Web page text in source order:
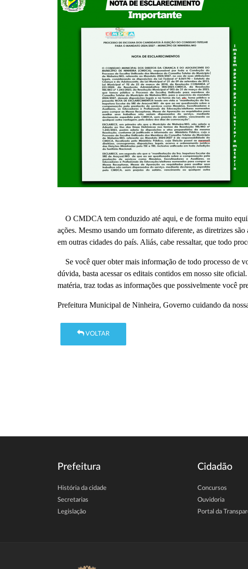
O CMDCA tem conduzido até aqui, e de forma muito
ações. Mesmo usando um formato diferente, as diretrizes
em outras cidades do país. Aliás, cabe ressaltar, que todo
Se você quer obter mais informação de todo processo de
dúvida, basta acessar os editais contidos em nosso site
matéria, traz todas as informações que possivelmente você
Prefeitura Municipal de Ninheira, Governo cuidando da
VOLTAR
Prefeitura
História da cidade
Secretarias
Legislação
Cidadão
Concursos
Ouvidoria
Portal da